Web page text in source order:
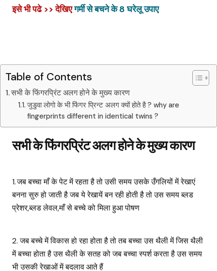
इसे भी पढे >> देखिएगर्मी से बचने के 8 घरेलू उपाए
Table of Contents
सभी के फिंगरप्रिंट अलग होने के मुख्य कारण
जुडुवा लोगो के भी फिंगर प्रिन्ट अलग क्यों होते है ? why are
fingerprints different in identical twins ?
सभी के फिंगरप्रिंट अलग होने के मुख्य कारण
1.जब बच्चा माँ के पेट में रहता है तो उसी समय उसके उँगलियों में रेखाएं
बनना सुरु हो जाती है जब ये रेखायें बन रही होती है तो उस समय ब्लड
प्रेशर,ब्लड लेवल,माँ से बच्चे को मिला हुआ पोषण
2.जब बच्चे में विकास हो रहा होता है तो तब बच्चा उस थैली में जिस थैली
में बच्चा होता है उस थैली के सतह को जब बच्चा स्पर्श करता है उस समय
भी उसकी रेखाओं में बदलाव आते हैं